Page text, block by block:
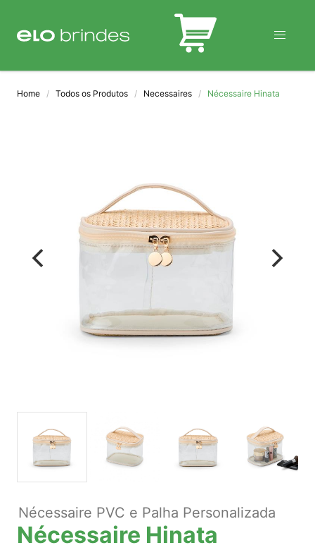
BLOG
Home Todos os Produtos Necessaires Nécessaire Hinata
Nécessaire PVC e Palha Personalizada
Nécessaire Hinata